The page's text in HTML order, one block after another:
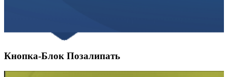
Кнопка-Блок Позалипать